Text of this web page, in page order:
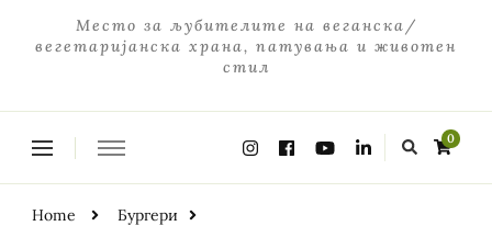
Место за љубителите на веганска/
вегетаријанска храна, патувања и животен
стил
0
Home
Бургери